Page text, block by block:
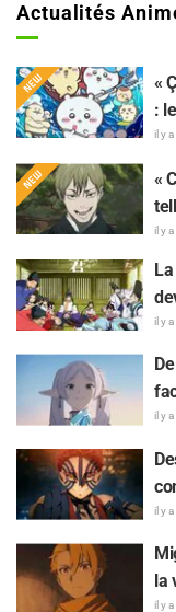
Actualités
«
:
il y
«
lot
il y
du
à
il y
il y
il y
la
il y